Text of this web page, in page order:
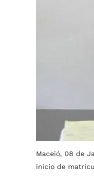
Maceió, 08 de
inicio de